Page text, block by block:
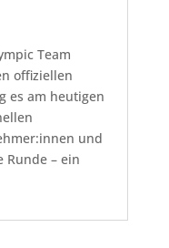
Team
offiziellen
es am heutigen
und
Runde – ein